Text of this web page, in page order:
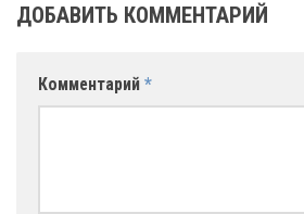
ДОБАВИТЬ КОММЕНТАРИЙ
Комментарий *